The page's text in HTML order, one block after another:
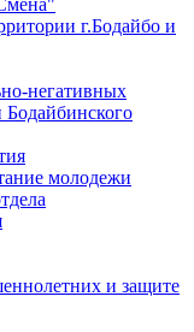
г.Бодайбо и
негативных
Бодайбинского
молодежи
и защите